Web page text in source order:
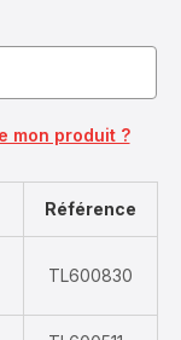
mon produit ?
Référence
TL600830